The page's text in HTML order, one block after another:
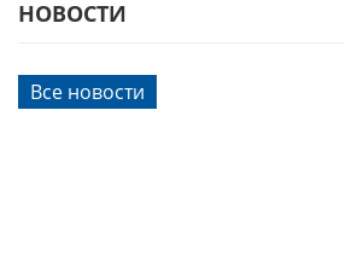
НОВОСТИ
Все новости